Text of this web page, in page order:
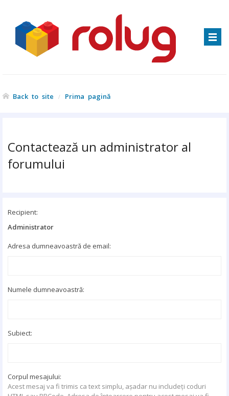
Back to site Prima pagină
Contactează un administrator al
forumului
Recipient:
Administrator
Adresa dumneavoastră de email:
Numele dumneavoastră:
Subiect:
Corpul mesajului:
Acest mesaj va fi trimis ca text simplu, aşadar nu includeţi coduri